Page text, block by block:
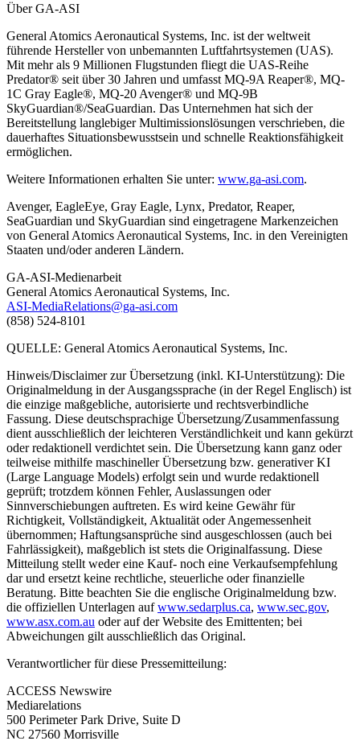
Über GA-ASI
General Atomics Aeronautical Systems, Inc. ist der weltweit
führende Hersteller von unbemannten Luftfahrtsystemen (UAS).
Mit mehr als 9 Millionen Flugstunden fliegt die UAS-Reihe
Predator® seit über 30 Jahren und umfasst MQ-9A Reaper®, MQ-
1C Gray Eagle®, MQ-20 Avenger® und MQ-9B
SkyGuardian®/SeaGuardian. Das Unternehmen hat sich der
Bereitstellung langlebiger Multimissionslösungen verschrieben, die
dauerhaftes Situationsbewusstsein und schnelle Reaktionsfähigkeit
ermöglichen.
Weitere Informationen erhalten Sie unter: www.ga-asi.com.
Avenger, EagleEye, Gray Eagle, Lynx, Predator, Reaper,
SeaGuardian und SkyGuardian sind eingetragene Markenzeichen
von General Atomics Aeronautical Systems, Inc. in den Vereinigten
Staaten und/oder anderen Ländern.
GA-ASI-Medienarbeit
General Atomics Aeronautical Systems, Inc.
ASI-MediaRelations@ga-asi.com
(858) 524-8101
QUELLE: General Atomics Aeronautical Systems, Inc.
Hinweis/Disclaimer zur Übersetzung (inkl. KI-Unterstützung): Die
Originalmeldung in der Ausgangssprache (in der Regel Englisch) ist
die einzige maßgebliche, autorisierte und rechtsverbindliche
Fassung. Diese deutschsprachige Übersetzung/Zusammenfassung
dient ausschließlich der leichteren Verständlichkeit und kann gekürzt
oder redaktionell verdichtet sein. Die Übersetzung kann ganz oder
teilweise mithilfe maschineller Übersetzung bzw. generativer KI
(Large Language Models) erfolgt sein und wurde redaktionell
geprüft; trotzdem können Fehler, Auslassungen oder
Sinnverschiebungen auftreten. Es wird keine Gewähr für
Richtigkeit, Vollständigkeit, Aktualität oder Angemessenheit
übernommen; Haftungsansprüche sind ausgeschlossen (auch bei
Fahrlässigkeit), maßgeblich ist stets die Originalfassung. Diese
Mitteilung stellt weder eine Kauf- noch eine Verkaufsempfehlung
dar und ersetzt keine rechtliche, steuerliche oder finanzielle
Beratung. Bitte beachten Sie die englische Originalmeldung bzw.
die offiziellen Unterlagen aufwww.sedarplus.ca, www.sec.gov,
www.asx.com.au oder auf der Website des Emittenten; bei
Abweichungen gilt ausschließlich das Original.
Verantwortlicher für diese Pressemitteilung:
ACCESS Newswire
Mediarelations
500 Perimeter Park Drive, Suite D
NC 27560 Morrisville